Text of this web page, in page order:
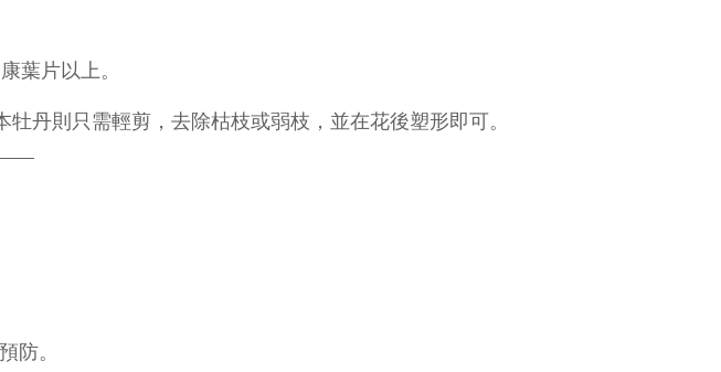
葉片以上。
丹則只需輕剪，去除枯枝或弱枝，並在花後塑形即可。
防。